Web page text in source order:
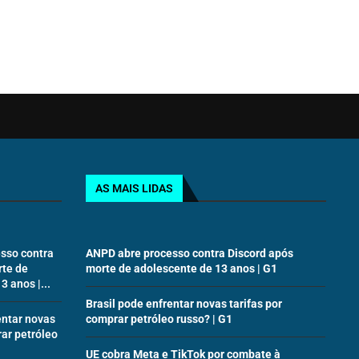
contra
de
anos |...
novas
petróleo
AS MAIS LIDAS
ANPD abre processo contra Discord após
morte de adolescente de 13 anos | G1
Brasil pode enfrentar novas tarifas por
comprar petróleo russo? | G1
UE cobra Meta e TikTok por combate à